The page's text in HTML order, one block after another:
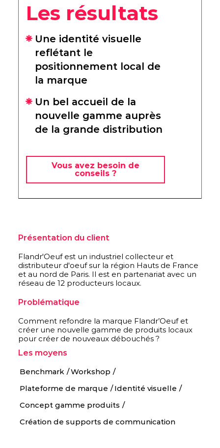
Les résultats
Une identité visuelle
reflétant le
positionnement local de
la marque
Un bel accueil de la
nouvelle gamme auprès
de la grande distribution
Vous avez besoin de
conseils ?
Présentation du client
Flandr'Oeuf est un industriel collecteur et
distributeur d'oeuf sur la région Hauts de France
et au nord de Paris. Il est en partenariat avec un
réseau de 12 producteurs locaux.
Problématique
Comment refondre la marque Flandr’Oeuf et
créer une nouvelle gamme de produits locaux
pour créer de nouveaux débouchés ?
Les moyens
Benchmark
Workshop
Plateforme de marque
Identité visuelle
Concept gamme produits
Création de supports de communication